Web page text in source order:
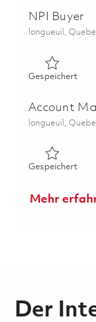
NPI Buyer
Ort
longueuil,
Gespeichert
Account
Ort
longueuil,
Gespeichert
Mehr
Der